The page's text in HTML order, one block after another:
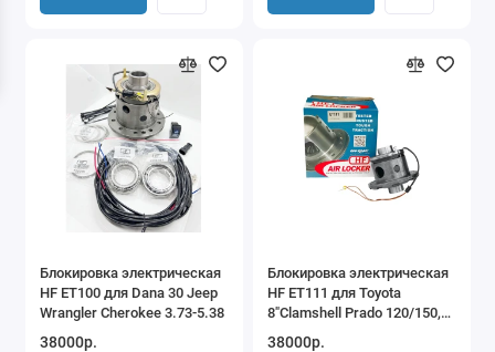
Блокировка электрическая
HF ET100 для Dana 30 Jeep
Wrangler Cherokee 3.73-5.38
38000р.
Блокировка электрическая
HF ET111 для Toyota
8"Clamshell Prado 120/150,
38000р.